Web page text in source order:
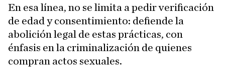
En esa línea, no se limita a pedir verificación
de edad y consentimiento: defiende la
abolición legal de estas prácticas, con
énfasis en la criminalización de quienes
compran actos sexuales.